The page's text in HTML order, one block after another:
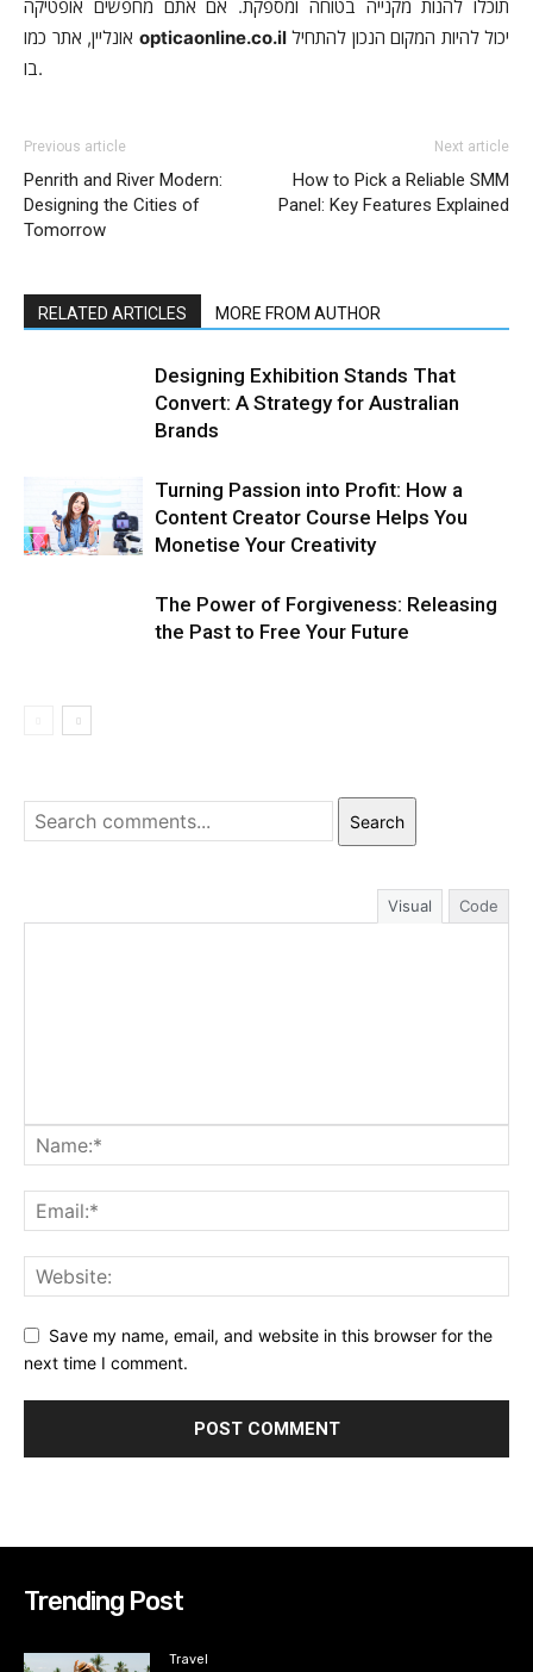
תוכלו להנות מקנייה בטוחה ומספקת. אם אתם מחפשים אופטיקה
opticaonline.co.ilיכול להיות המקום הנכון להתחיל
בו.
Previous article
Penrith and River Modern:
Designing the Cities of
Tomorrow
Next article
How to Pick a Reliable SMM
Panel: Key Features Explained
RELATED ARTICLES MORE FROM AUTHOR
Designing Exhibition Stands That
Convert: A Strategy for Australian
Brands
Turning Passion into Profit: How a
Content Creator Course Helps You
Monetise Your Creativity
The Power of Forgiveness: Releasing
the Past to Free Your Future
Search
Visual Code
Save my name, email, and website in this browser for the
next time I comment.
Trending Post
Travel